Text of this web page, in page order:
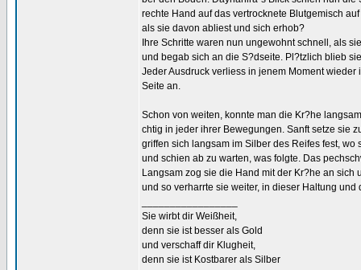
rechte Hand auf das vertrocknete Blutgemisch
als sie davon abliest und sich erhob?
Ihre Schritte waren nun ungewohnt schnell, als
und begab sich an die S?dseite. Pl?tzlich blieb
Jeder Ausdruck verliess in jenem Moment
Seite an.
Schon von weiten, konnte man die Kr?he
chtig in jeder ihrer Bewegungen. Sanft setze sie
griffen sich langsam im Silber des Reifes fest,
und schien ab zu warten, was folgte. Das
Langsam zog sie die Hand mit der Kr?he an
und so verharrte sie weiter, in dieser Haltung und
Sie wirbt dir Weißheit,
denn sie ist besser als Gold
und verschaff dir Klugheit,
denn sie ist Kostbarer als Silber